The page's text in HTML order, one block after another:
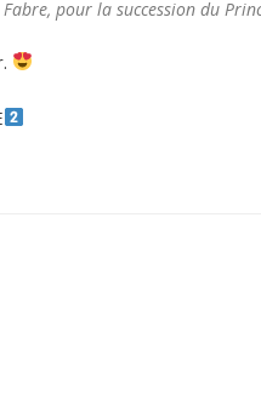
pour la succession du